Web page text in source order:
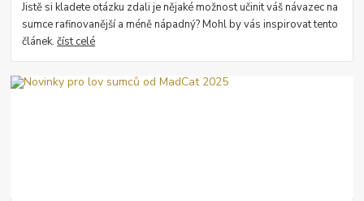
Jistě si kladete otázku zdali je nějaké možnost učinit váš návazec na
sumce rafinovanější a méně nápadný? Mohl by vás inspirovat tento
článek.číst celé